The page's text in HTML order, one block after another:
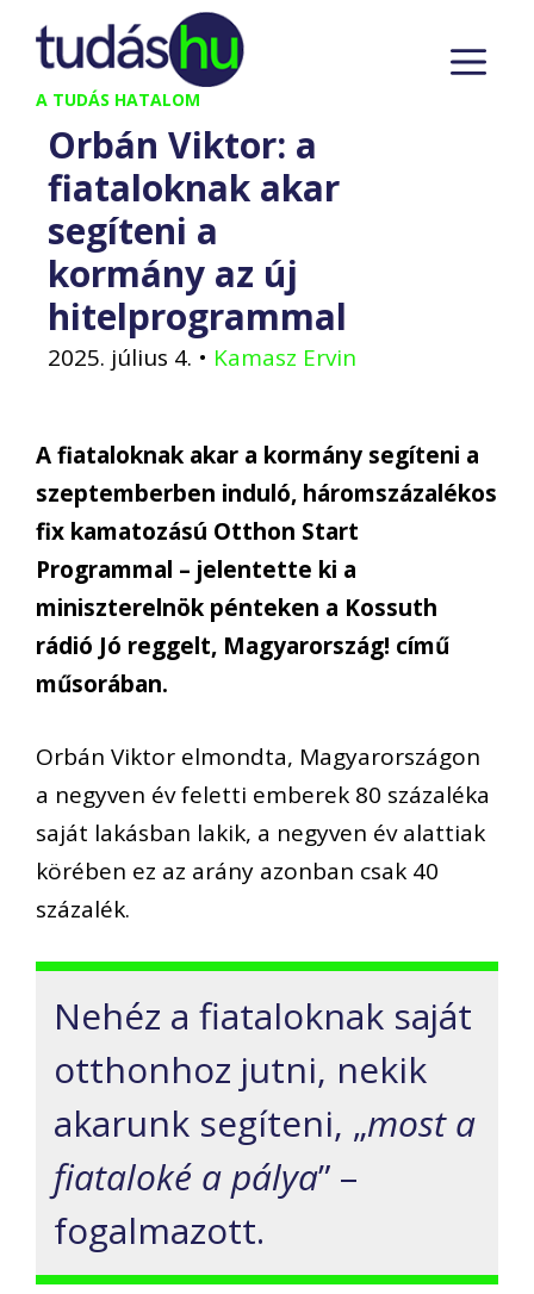
Kilépés
tartalomba
A TUDÁS HATALOM
Orbán Viktor: a
fiataloknak akar
segíteni a
kormány az új
hitelprogrammal
2025. július 4. • Kamasz Ervin
A fiataloknak akar a kormány segíteni a
szeptemberben induló, háromszázalékos
fix kamatozású Otthon Start
Programmal – jelentette ki a
miniszterelnök pénteken a Kossuth
rádió Jó reggelt, Magyarország! című
műsorában.
Orbán Viktor elmondta, Magyarországon
a negyven év feletti emberek 80 százaléka
saját lakásban lakik, a negyven év alattiak
körében ez az arány azonban csak 40
százalék.
Nehéz a fiataloknak saját
otthonhoz jutni, nekik
akarunk segíteni, „most a
fiataloké a pálya” –
fogalmazott.